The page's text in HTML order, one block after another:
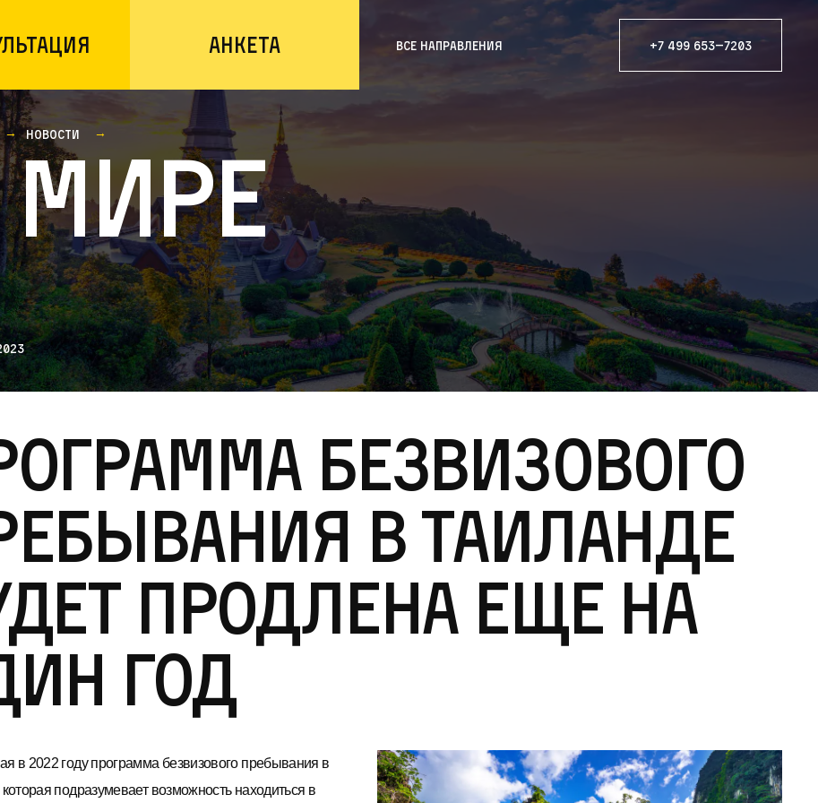
Анкета Все направления +7 499 653—7203
Новости
безвизового
в Таиланде
продлена еще на
год
в 2022 году программа безвизового пребывания в
подразумевает возможность находиться в